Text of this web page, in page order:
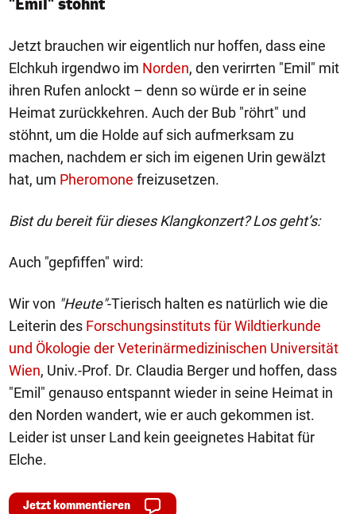
Jetzt brauchen wir eigentlich nur hoffen, dass eine
Elchkuh irgendwo im Norden, den verirrten "Emil" mit
ihren Rufen anlockt – denn so würde er in seine
Heimat zurückkehren. Auch der Bub "röhrt" und
stöhnt, um die Holde auf sich aufmerksam zu
machen, nachdem er sich im eigenen Urin gewälzt
hat, um Pheromone freizusetzen.
Bist du bereit für dieses Klangkonzert? Los geht’s:
Auch "gepfiffen" wird:
Wir von "Heute"-Tierisch halten es natürlich wie die
Leiterin des Forschungsinstituts für Wildtierkunde
und Ökologie der Veterinärmedizinischen Universität
Wien, Univ.-Prof. Dr. Claudia Berger und hoffen, dass
"Emil" genauso entspannt wieder in seine Heimat in
den Norden wandert, wie er auch gekommen ist.
Leider ist unser Land kein geeignetes Habitat für
Elche.
Jetzt kommentieren